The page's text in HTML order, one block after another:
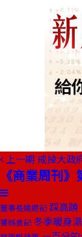
上一期 戒掉大政
《商業周刊
董事長嬉遊記 踩高蹺
饕姊食記 冬季暖身